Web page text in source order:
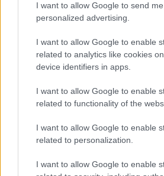
I want to allow Google to send me
personalized advertising.
I want to allow Google to enable
related to analytics like cookies
device identifiers in apps.
I want to allow Google to enable
related to functionality of the
I want to allow Google to enable
related to personalization.
I want to allow Google to enable
νεοσύλλεκτο. Ο οπλίτης θα
αποκτά δεξιότητες χρήσιμες
Ένοπλες Δυνάμεις,αλλά
ίδιο» εξήγησε ουπουργός
άρτια εκπαιδευμένο
μάλιστα θα μπορεί αν ο
δηλαδή σε εθελοντική βάση,
από τις Ένοπλες Δυνάμεις